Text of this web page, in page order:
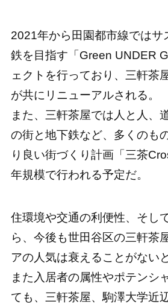
2021年から田園都市線ではサ
鉄を目指す「Green UNDER
ェクトを行っており、三軒茶
が共にリニューアルされる。
また、三軒茶屋では人と人、
の街と地下鉄など、多くのも
り良い街づくり計画「三茶
年規模で行われる予定だ。
住環境や交通の利便性、そし
ら、今後も世田谷区の三軒茶
アの人気は衰えることがない
また入居者の属性やポテンシ
ても、三軒茶屋、駒澤大学近